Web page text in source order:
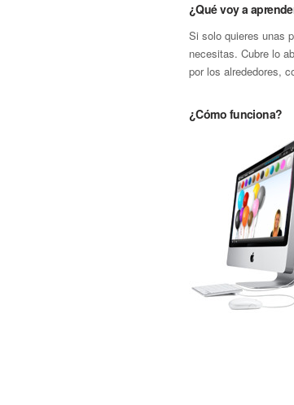
¿Qué voy a
Si solo quieres unas
necesitas. Cubre lo
por los alrededores,
¿Cómo funciona?